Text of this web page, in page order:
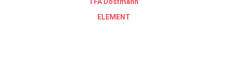
ELEMENT